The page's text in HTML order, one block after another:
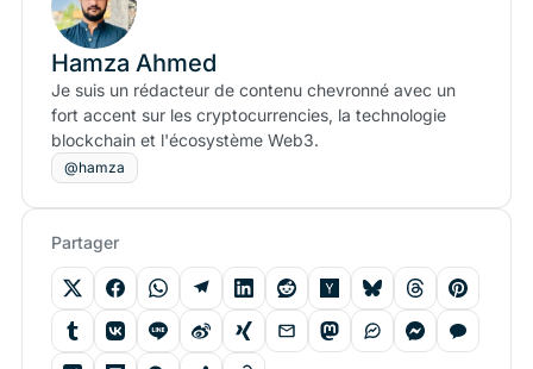
Hamza Ahmed
Je suis un rédacteur de contenu chevronné avec un
fort accent sur les cryptocurrencies, la technologie
blockchain et l'écosystème Web3.
@hamza
Partager